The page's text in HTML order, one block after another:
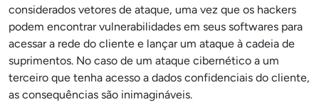
considerados vetores de ataque, uma vez que os hackers
podem encontrar vulnerabilidades em seus softwares para
acessar a rede do cliente e lançar um ataque à cadeia de
suprimentos. No caso de um ataque cibernético a um
terceiro que tenha acesso a dados confidenciais do cliente,
as consequências são inimagináveis.